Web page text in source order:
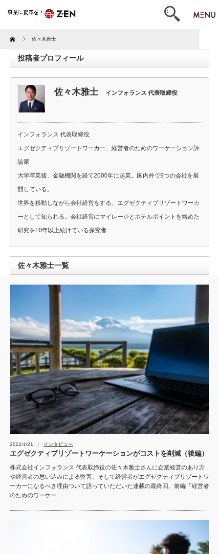
Home 佐々木雅士
投稿者プロフィール
佐々木雅士 インフォランス 代表取締役
インフォランス 代表取締役
エグゼクティブリゾートワーカー、経営者のためのワーケーション評
論家
大学卒業後、金融機関を経て2000年に起業。国内外で9つの会社を展
開している。
世界を移動しながら会社経営をする、エグゼクティブリゾートワーカ
ーとして知られる。会社経営にマイレージとホテルポイントを絡めた
研究を10年以上続けている探究者
佐々木雅士一覧
2022/1/21 インタビュー
エグゼクティブリゾートワーケーションがコストを削減（後編）
株式会社インフォランス 代表取締役の佐々木雅士さんに企業経営のあり方
や経営者の思い込みによる弊害、そして経営者がエグゼクティブリゾートワ
ーカーになるべき理由ついて語っていただいた連載の最終回。前編「経営者
のためのワーケー…